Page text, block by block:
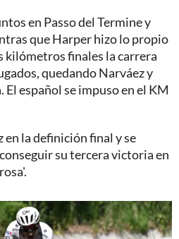
en Passo del Termine y
que Harper hizo lo propio
kilómetros finales la carrera
quedando Narváez y
El español se impuso en el KM
en la definición final y se
su tercera victoria en